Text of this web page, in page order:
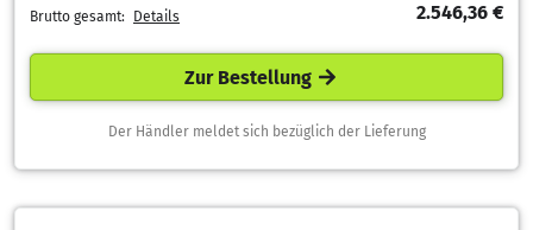
Brutto gesamt: Details 2.546,36 €
Zur Bestellung
Der Händler meldet sich bezüglich der Lieferung